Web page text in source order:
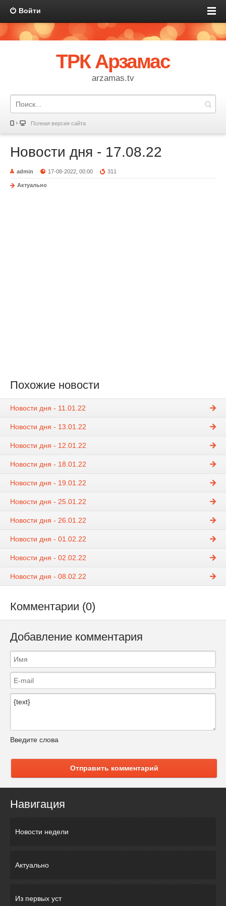
Войти
ТРК Арзамас
arzamas.tv
Полная версия сайта
Новости дня - 17.08.22
admin 17-08-2022, 00:00 311
Актуально
Похожие новости
Новости дня - 11.01.22
Новости дня - 13.01.22
Новости дня - 12.01.22
Новости дня - 18.01.22
Новости дня - 19.01.22
Новости дня - 25.01.22
Новости дня - 26.01.22
Новости дня - 01.02.22
Новости дня - 02.02.22
Новости дня - 08.02.22
Комментарии (0)
Добавление комментария
Введите слова
Отправить комментарий
Навигация
Новости недели
Актуально
Из первых уст